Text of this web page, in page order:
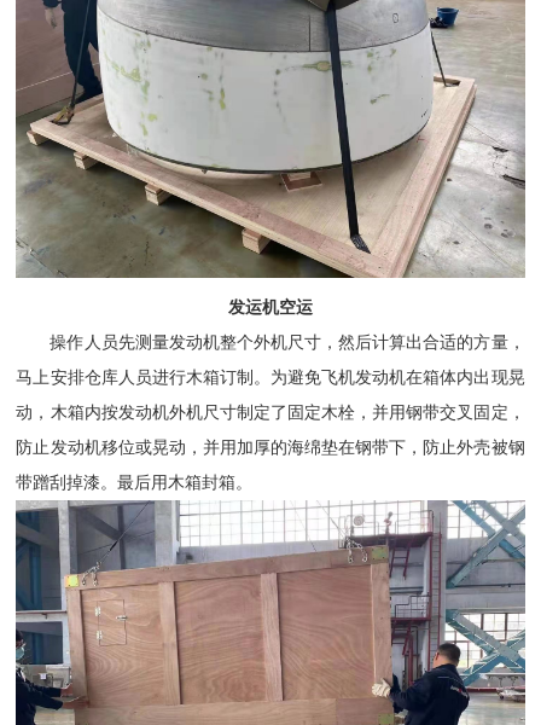
发运机空运
操作人员先测量发动机整个外机尺寸，然后计算出合适的方量，
马上安排仓库人员进行木箱订制。为避免飞机发动机在箱体内出现晃
动，木箱内按发动机外机尺寸制定了固定木栓，并用钢带交叉固定，
防止发动机移位或晃动，并用加厚的海绵垫在钢带下，防止外壳被钢
带蹭刮掉漆。最后用木箱封箱。